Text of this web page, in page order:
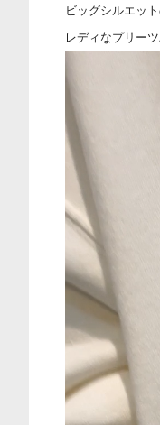
ビッグシルエッ
レディなプリー